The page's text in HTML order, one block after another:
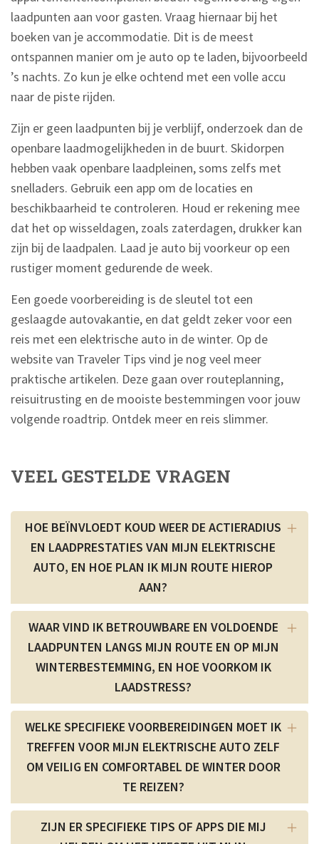
laadpunten aan voor gasten. Vraag hiernaar bij het
boeken van je accommodatie. Dit is de meest
ontspannen manier om je auto op te laden, bijvoorbeeld
’s nachts. Zo kun je elke ochtend met een volle accu
naar de piste rijden.
Zijn er geen laadpunten bij je verblijf, onderzoek dan de
openbare laadmogelijkheden in de buurt. Skidorpen
hebben vaak openbare laadpleinen, soms zelfs met
snelladers. Gebruik een app om de locaties en
beschikbaarheid te controleren. Houd er rekening mee
dat het op wisseldagen, zoals zaterdagen, drukker kan
zijn bij de laadpalen. Laad je auto bij voorkeur op een
rustiger moment gedurende de week.
Een goede voorbereiding is de sleutel tot een
geslaagde autovakantie, en dat geldt zeker voor een
reis met een elektrische auto in de winter. Op de
website van Traveler Tips vind je nog veel meer
praktische artikelen. Deze gaan over routeplanning,
reisuitrusting en de mooiste bestemmingen voor jouw
volgende roadtrip. Ontdek meer en reis slimmer.
VEEL GESTELDE VRAGEN
HOE BEÏNVLOEDT KOUD WEER DE ACTIERADIUS
EN LAADPRESTATIES VAN MIJN ELEKTRISCHE
AUTO, EN HOE PLAN IK MIJN ROUTE HIEROP
AAN?
WAAR VIND IK BETROUWBARE EN VOLDOENDE
LAADPUNTEN LANGS MIJN ROUTE EN OP MIJN
WINTERBESTEMMING, EN HOE VOORKOM IK
LAADSTRESS?
WELKE SPECIFIEKE VOORBEREIDINGEN MOET IK
TREFFEN VOOR MIJN ELEKTRISCHE AUTO ZELF
OM VEILIG EN COMFORTABEL DE WINTER DOOR
TE REIZEN?
ZIJN ER SPECIFIEKE TIPS OF APPS DIE MIJ